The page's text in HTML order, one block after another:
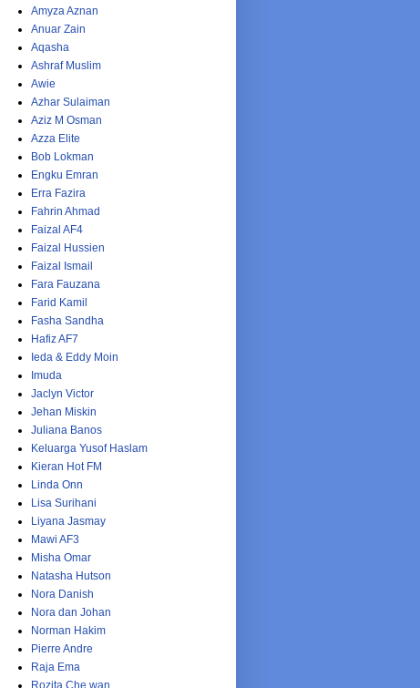
Amyza Aznan
Anuar Zain
Aqasha
Ashraf Muslim
Awie
Azhar Sulaiman
Aziz M Osman
Azza Elite
Bob Lokman
Engku Emran
Erra Fazira
Fahrin Ahmad
Faizal AF4
Faizal Hussien
Faizal Ismail
Fara Fauzana
Farid Kamil
Fasha Sandha
Hafiz AF7
Ieda & Eddy Moin
Imuda
Jaclyn Victor
Jehan Miskin
Juliana Banos
Keluarga Yusof Haslam
Kieran Hot FM
Linda Onn
Lisa Surihani
Liyana Jasmay
Mawi AF3
Misha Omar
Natasha Hutson
Nora Danish
Nora dan Johan
Norman Hakim
Pierre Andre
Raja Ema
Rozita Che wan